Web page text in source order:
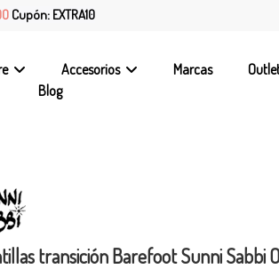
Cupón: EXTRA10
Accesorios Marcas
Blog
transición Barefoot Sunni Sabbi